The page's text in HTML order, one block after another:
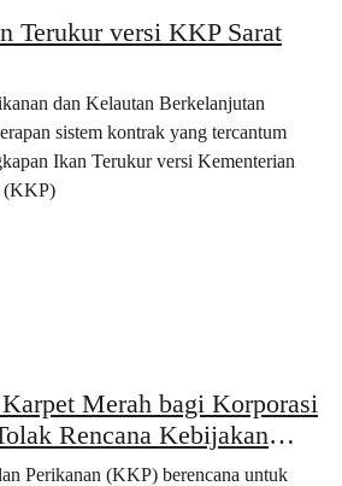
Terukur versi KKP Sarat
dan Kelautan Berkelanjutan
sistem kontrak yang tercantum
Ikan Terukur versi Kementerian
(KKP)
Merah bagi Korporasi
Rencana Kebijakan
Terukur Versi KKP
Perikanan (KKP) berencana untuk